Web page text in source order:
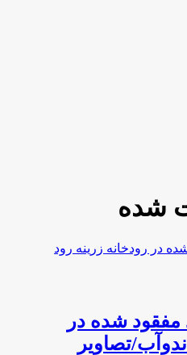
شده
شده در
تصاویر